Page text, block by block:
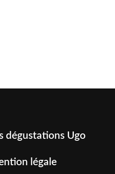
dégustations Ugo
légale